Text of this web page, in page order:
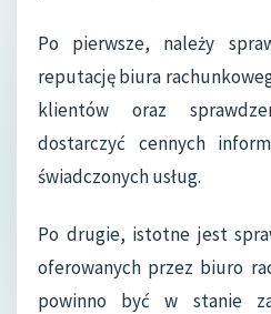
Po pierwsze, należy
reputację biura
klientów oraz
dostarczyć cennych
świadczonych usług.
Po drugie, istotne jest
oferowanych przez biuro
powinno być w stanie